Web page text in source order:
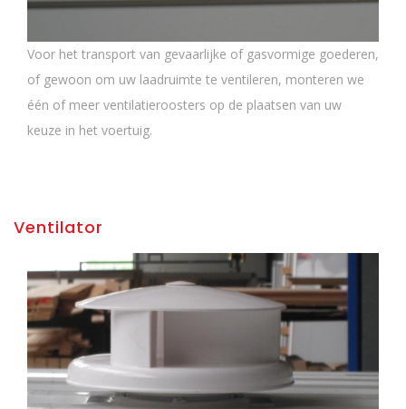
Voor het transport van gevaarlijke of gasvormige goederen,
of gewoon om uw laadruimte te ventileren, monteren we
één of meer ventilatieroosters op de plaatsen van uw
keuze in het voertuig.
Ventilator